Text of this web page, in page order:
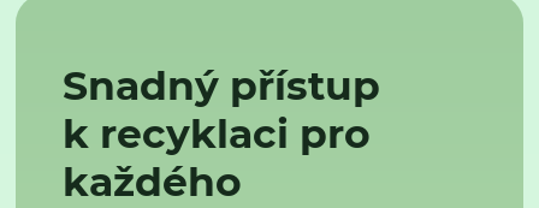
Snadný přístup
k recyklaci pro
každého